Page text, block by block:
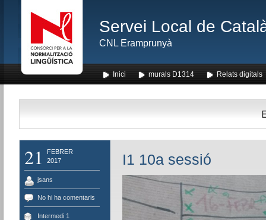
Servei Local de
CNL Eramprunyà
Inici murals D1314 Relats digitals
21
FEBRER
2017
jsans
No hi ha comentaris
Intermedi 1
I1 10a sessió